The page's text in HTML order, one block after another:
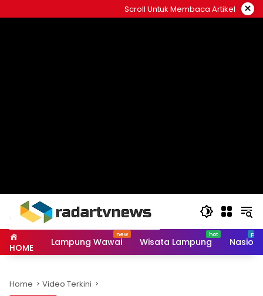
to
Scroll Untuk Membaca Artikel ×
HOME Lampung Wawai Wisata Lampung
Home Video Terkini